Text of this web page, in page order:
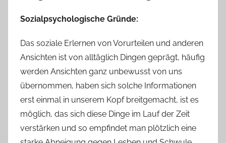
Sozialpsychologische Gründe:
Das soziale Erlernen von Vorurteilen und anderen
Ansichten ist von alltäglich Dingen geprägt, häufig
werden Ansichten ganz unbewusst von uns
übernommen, haben sich solche Informationen
erst einmal in unserem Kopf breitgemacht, ist es
möglich, das sich diese Dinge im Lauf der Zeit
verstärken und so empfindet man plötzlich eine